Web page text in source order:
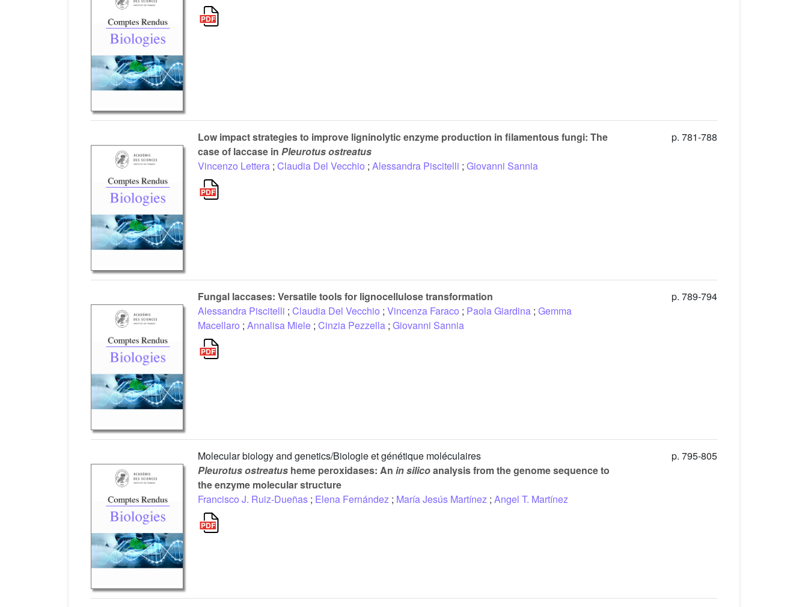
Low impact strategies to improve ligninolytic enzyme production in filamentous fungi: The
case of laccase in Pleurotus ostreatus
Vincenzo Lettera ; Claudia Del Vecchio ; Alessandra Piscitelli ; Giovanni Sannia
p. 781-788
Fungal laccases: Versatile tools for lignocellulose transformation
Alessandra Piscitelli ; Claudia Del Vecchio ; Vincenza Faraco ; Paola Giardina ; Gemma
Macellaro ; Annalisa Miele ; Cinzia Pezzella ; Giovanni Sannia
p. 789-794
Molecular biology and genetics/Biologie et génétique moléculaires
Pleurotus ostreatusheme peroxidases: An in silicoanalysis from the genome sequence to
the enzyme molecular structure
Francisco J. Ruiz-Dueñas ; Elena Fernández ; María Jesús Martínez ; Angel T. Martínez
p. 795-805